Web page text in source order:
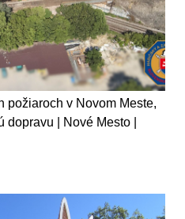
požiaroch v Novom Meste,
| Nové Mesto |